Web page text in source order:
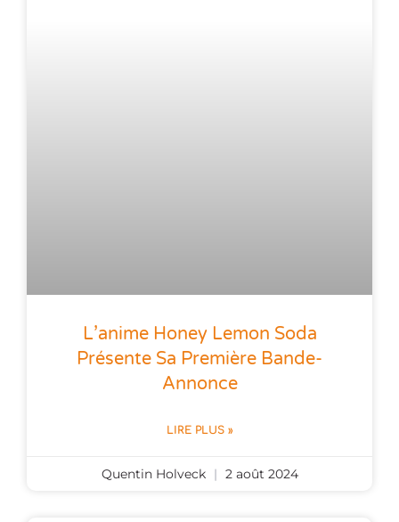
L’anime Honey Lemon Soda
Présente Sa Première Bande-
Annonce
LIRE PLUS »
Quentin Holveck 2 août 2024